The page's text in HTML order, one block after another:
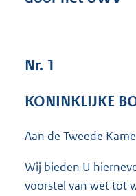
Nr. 1
KONINKLIJKE
Aan de Tweede
Wij bieden U
voorstel van wet tot